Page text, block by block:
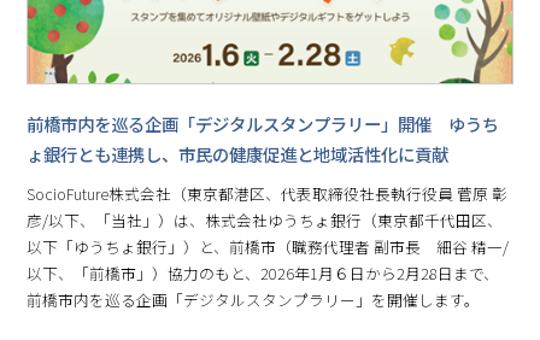
前橋市内を巡る企画「デジタルスタンプラリー」開催 ゆうち
ょ銀行とも連携し、市民の健康促進と地域活性化に貢献
SocioFuture株式会社（東京都港区、代表取締役社長執行役員 菅原 彰
彦/以下、「当社」）は、株式会社ゆうちょ銀行（東京都千代田区、
以下「ゆうちょ銀行」）と、前橋市（職務代理者 副市長 細谷 精一/
以下、「前橋市」）協力のもと、2026年1月６日から2月28日まで、
前橋市内を巡る企画「デジタルスタンプラリー」を開催します。